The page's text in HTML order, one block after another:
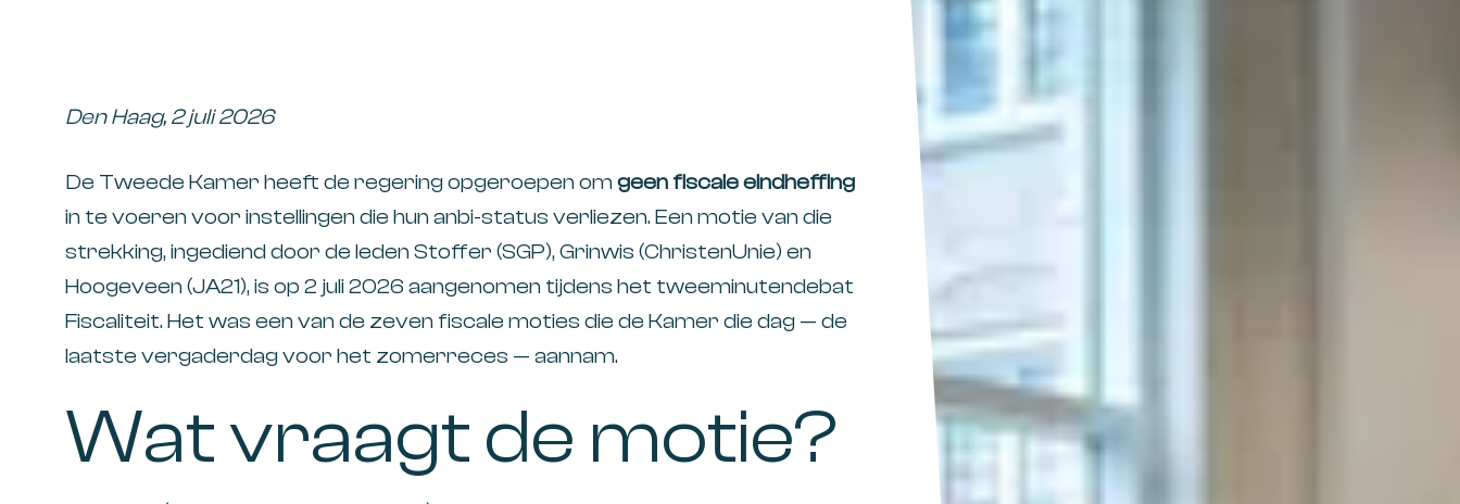
Den Haag, 2 juli 2026
De Tweede Kamer heeft de regering opgeroepen om geen fiscale eindheffing
in te voeren voor instellingen die hun anbi-status verliezen. Een motie van die
strekking, ingediend door de leden Stoffer (SGP), Grinwis (ChristenUnie) en
Hoogeveen (JA21), is op 2 juli 2026 aangenomen tijdens het tweeminutendebat
Fiscaliteit. Het was een van de zeven fiscale moties die de Kamer die dag — de
laatste vergaderdag voor het zomerreces — aannam.
Wat vraagt de motie?